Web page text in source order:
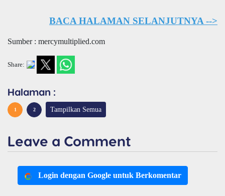
BACA HALAMAN SELANJUTNYA -->
Sumber : mercymultiplied.com
Share:
Halaman :
1 2 Tampilkan Semua
Leave a Comment
Login dengan Google untuk Berkomentar